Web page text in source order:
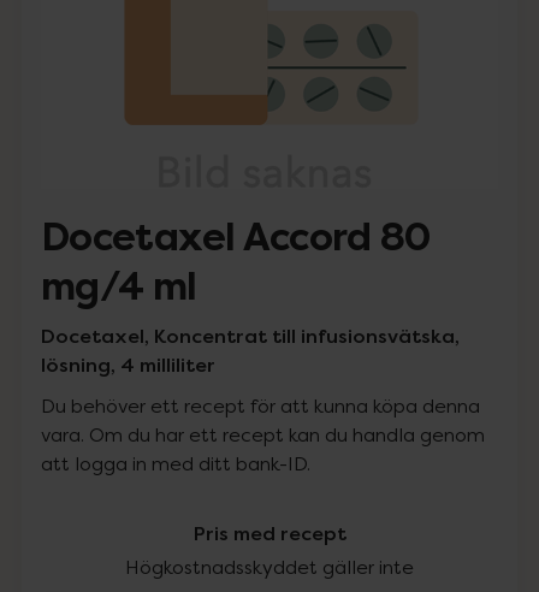
Docetaxel Accord 80
mg/4 ml
Docetaxel, Koncentrat till infusionsvätska,
lösning, 4 milliliter
Du behöver ett recept för att kunna köpa denna
vara. Om du har ett recept kan du handla genom
att logga in med ditt bank-ID.
Pris med recept
Högkostnadsskyddet gäller inte